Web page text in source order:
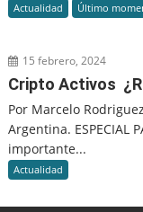
Actualidad Último
15 febrero, 2024
Cripto Activos
Por Marcelo
Argentina. ESPECIAL
importante...
Actualidad